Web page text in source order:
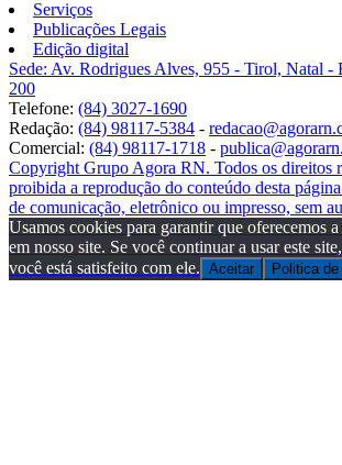
Serviços
Publicações Legais
Edição digital
Sede: Av. Rodrigues Alves, 955 - Tirol, Natal -
200
Telefone: (84) 3027-1690
Redação: (84) 98117-5384 -
Comercial: (84) 98117-1718 -
Copyright Grupo Agora RN. Todos os direitos
proibida a reprodução do conteúdo desta
de comunicação, eletrônico ou impresso, sem
Usamos cookies para garantir que oferecemos
em nosso site. Se você continuar a usar este
você está satisfeito com ele. Aceitar Politica